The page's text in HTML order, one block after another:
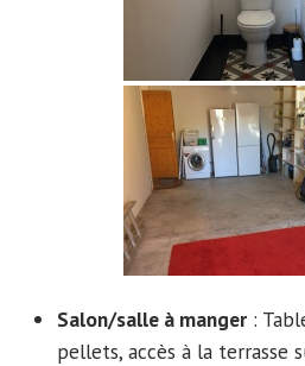
Salon/salle à manger :
pellets, accès à la terrasse